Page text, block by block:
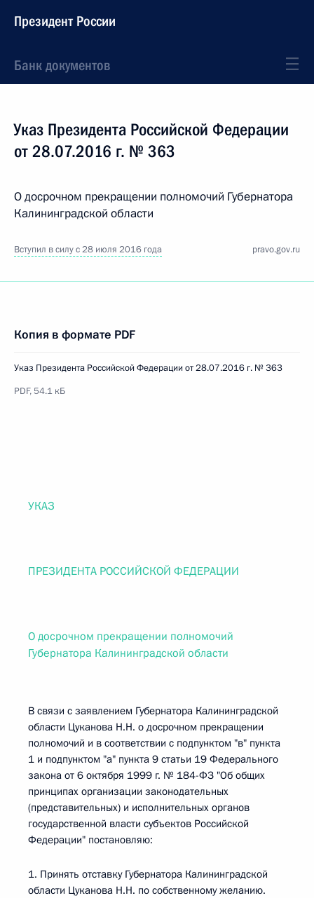
Президент России
Банк документов
Указ Президента Российской Федерации
от 28.07.2016 г. № 363
О досрочном прекращении полномочий Губернатора
Калининградской области
Вступил в силу с 28 июля 2016 года pravo.gov.ru
Копия в формате PDF
Указ Президента Российской Федерации от 28.07.2016 г. № 363
PDF, 54.1 кБ
УКАЗ
ПРЕЗИДЕНТА РОССИЙСКОЙ ФЕДЕРАЦИИ
О досрочном прекращении полномочий
Губернатора Калининградской области
В связи с заявлением Губернатора Калининградской
области Цуканова Н.Н. о досрочном прекращении
полномочий и в соответствии с подпунктом "в" пункта
1 и подпунктом "а" пункта 9 статьи 19 Федерального
закона от 6 октября 1999 г. № 184-ФЗ "Об общих
принципах организации законодательных
(представительных) и исполнительных органов
государственной власти субъектов Российской
Федерации" постановляю:
1. Принять отставку Губернатора Калининградской
области Цуканова Н.Н. по собственному желанию.